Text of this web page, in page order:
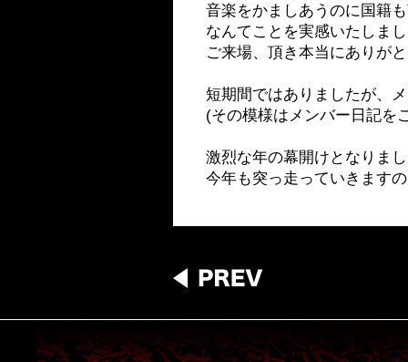
音楽をかましあうのに国籍
なんてことを実感いたしま
ご来場、頂き本当にありが
短期間ではありましたが、
(その模様はメンバー日記を
激烈な年の幕開けとなりま
今年も突っ走っていきます